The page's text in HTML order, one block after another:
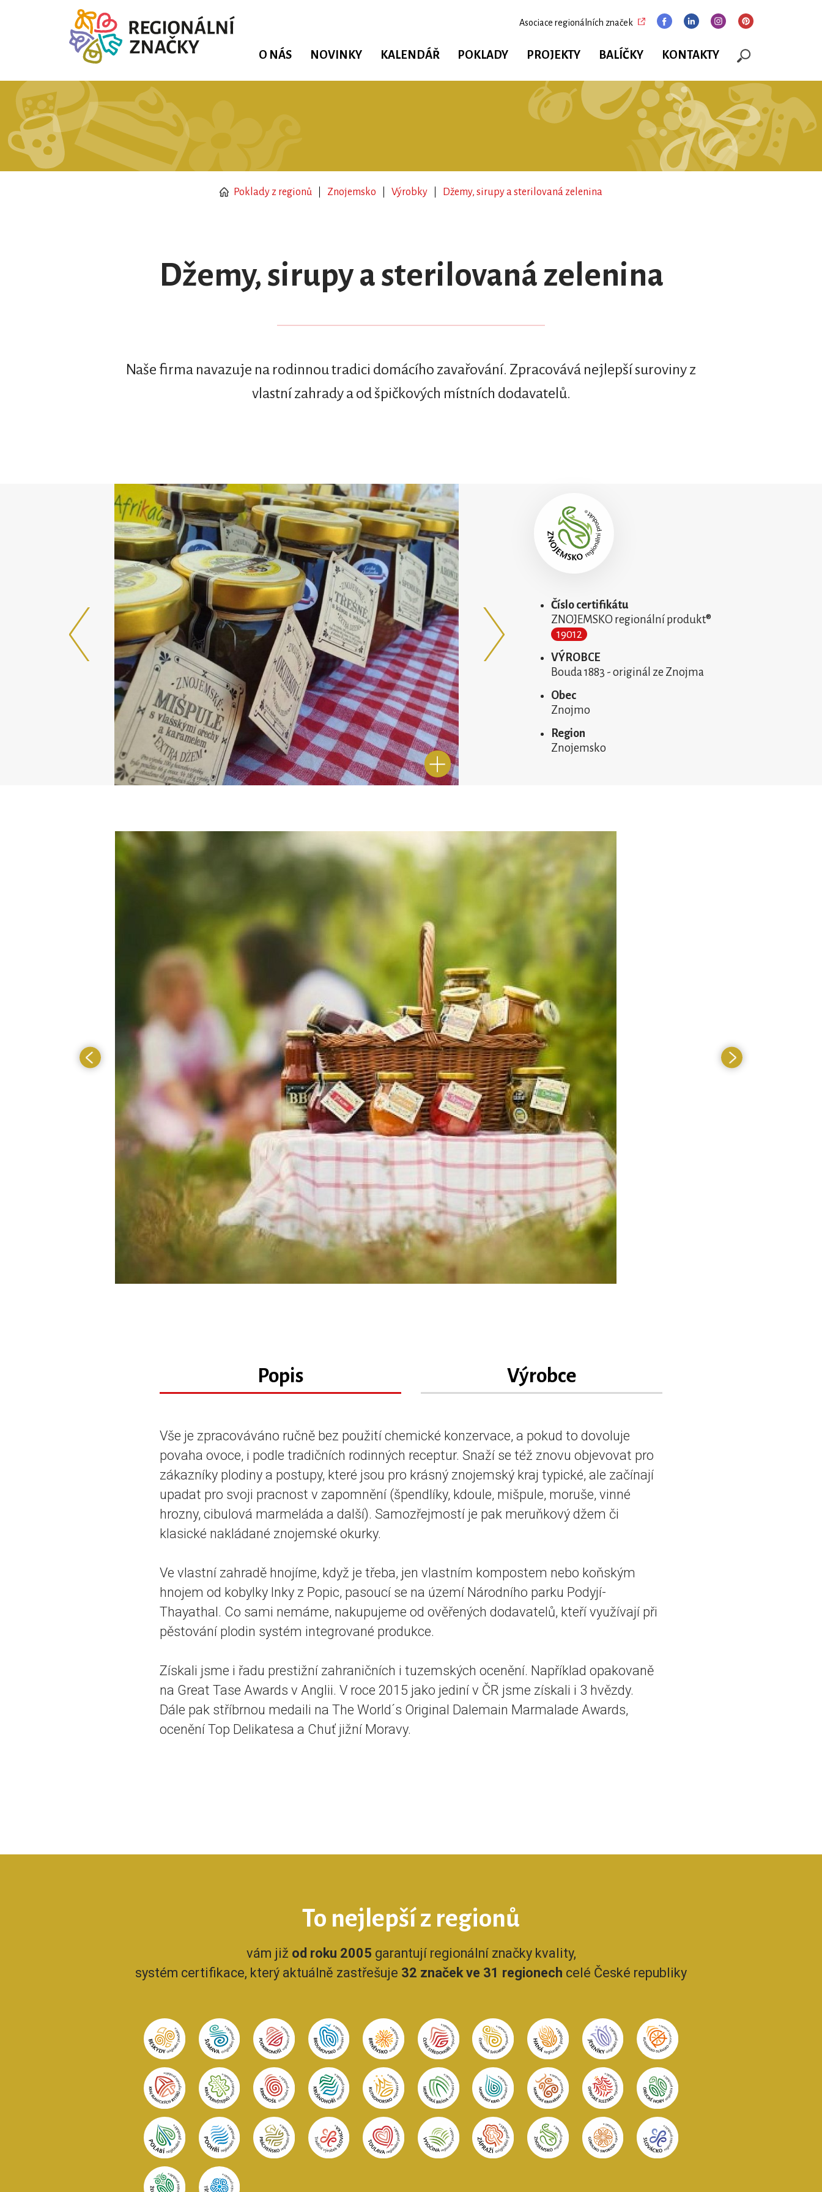
Asociace regionálních značek
O NÁS NOVINKY KALENDÁŘ POKLADY PROJEKTY BALÍČKY KONTAKTY
Poklady z regionů Znojemsko Výrobky Džemy, sirupy a sterilovaná zelenina
Džemy, sirupy a sterilovaná zelenina
Naše firma navazuje na rodinnou tradici domácího zavařování. Zpracovává nejlepší suroviny z
vlastní zahrady a od špičkových místních dodavatelů.
Číslo certifikátu
ZNOJEMSKO regionální produkt®
19012
VÝROBCE
Bouda 1883 - originál ze Znojma
Obec
Znojmo
Region
Znojemsko
Popis Výrobce
Vše je zpracováváno ručně bez použití chemické konzervace, a pokud to dovoluje
povaha ovoce, i podle tradičních rodinných receptur. Snaží se též znovu objevovat pro
zákazníky plodiny a postupy, které jsou pro krásný znojemský kraj typické, ale začínají
upadat pro svoji pracnost v zapomnění (špendlíky, kdoule, mišpule, moruše, vinné
hrozny, cibulová marmeláda a další). Samozřejmostí je pak meruňkový džem či
klasické nakládané znojemské okurky.
Ve vlastní zahradě hnojíme, když je třeba, jen vlastním kompostem nebo koňským
hnojem od kobylky Inky z Popic, pasoucí se na území Národního parku Podyjí-
Thayathal. Co sami nemáme, nakupujeme od ověřených dodavatelů, kteří využívají při
pěstování plodin systém integrované produkce.
Získali jsme i řadu prestižní zahraničních i tuzemských ocenění. Například opakovaně
na Great Tase Awards v Anglii. V roce 2015 jako jediní v ČR jsme získali i 3 hvězdy.
Dále pak stříbrnou medaili na The World´s Original Dalemain Marmalade Awards,
ocenění Top Delikatesa a Chuť jižní Moravy.
To nejlepší z regionů
vám již od roku 2005 garantují regionální značky kvality,
systém certifikace, který aktuálně zastřešuje 32 značek ve 31 regionech celé České republiky